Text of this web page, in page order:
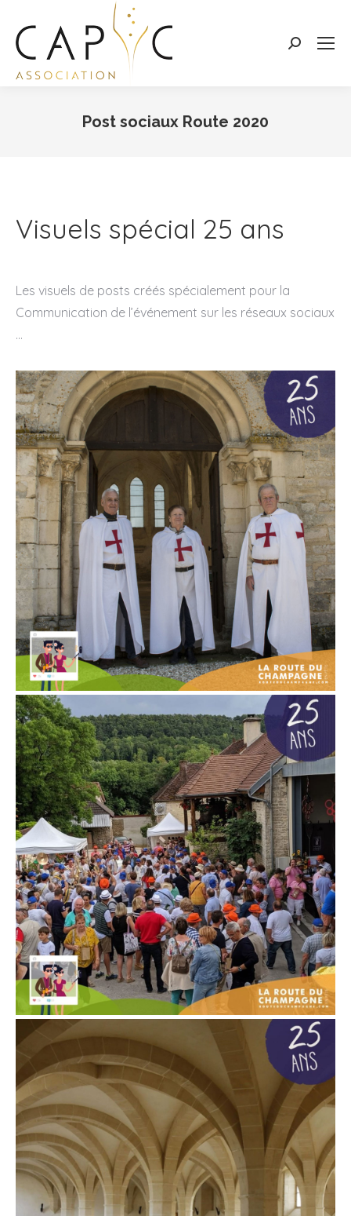
Search:
Post sociaux Route 2020
Visuels spécial 25 ans
Les visuels de posts créés spécialement pour la
Communication de l’événement sur les réseaux sociaux
…